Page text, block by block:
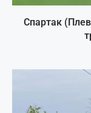
Спартак